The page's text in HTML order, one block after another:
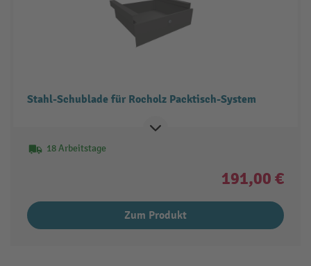
Stahl-Schublade für Rocholz Packtisch-System
18 Arbeitstage
191,00 €
Zum Produkt